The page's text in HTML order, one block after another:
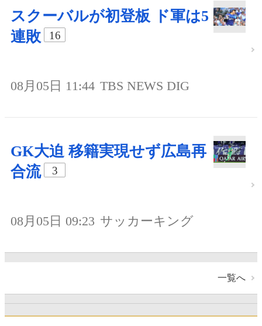
スクーバルが初登板 ド軍は5
連敗
16
08月05日 11:44 TBS NEWS DIG
GK大迫 移籍実現せず広島再
合流
3
08月05日 09:23 サッカーキング
一覧へ